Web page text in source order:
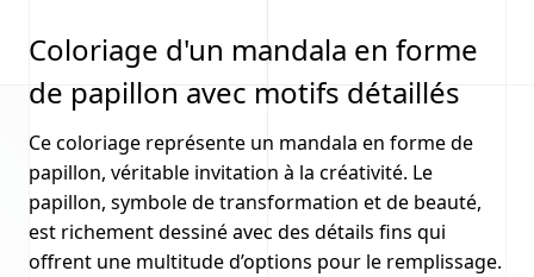
Coloriage d'un mandala en forme
de papillon avec motifs détaillés
Ce coloriage représente un mandala en forme de
papillon, véritable invitation à la créativité. Le
papillon, symbole de transformation et de beauté,
est richement dessiné avec des détails fins qui
offrent une multitude d’options pour le remplissage.